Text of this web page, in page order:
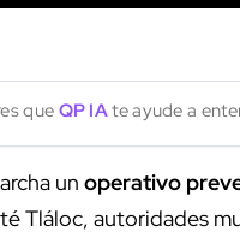
que QP IAte ayude a
un operativo
Tláloc, autoridades